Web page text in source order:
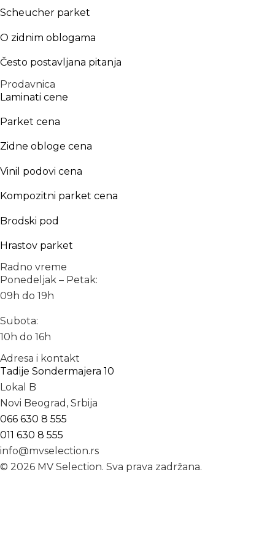
Scheucher parket
O zidnim oblogama
Često postavljana pitanja
Prodavnica
Laminati cene
Parket cena
Zidne obloge cena
Vinil podovi cena
Kompozitni parket cena
Brodski pod
Hrastov parket
Radno vreme
Ponedeljak – Petak:
09h do 19h
Subota:
10h do 16h
Adresa i kontakt
Tadije Sondermajera 10
Lokal B
Novi Beograd, Srbija
066 630 8 555
011 630 8 555
info@mvselection.rs
© 2026 MV Selection. Sva prava zadržana.